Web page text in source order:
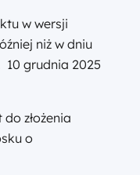
w wersji
niż w dniu
10 grudnia 2025
złożenia
o